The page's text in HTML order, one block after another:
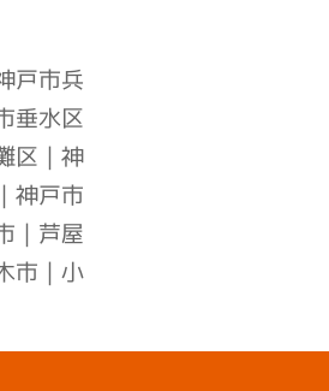
戸市兵
垂水区
区
神
神戸市
｜芦屋
市｜小